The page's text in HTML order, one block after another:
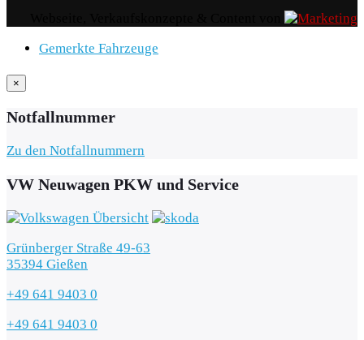
Gemerkte Fahrzeuge
×
Notfallnummer
Zu den Notfallnummern
VW Neuwagen PKW und Service
Grünberger Straße 49-63
35394 Gießen
+49 641 9403 0
+49 641 9403 0